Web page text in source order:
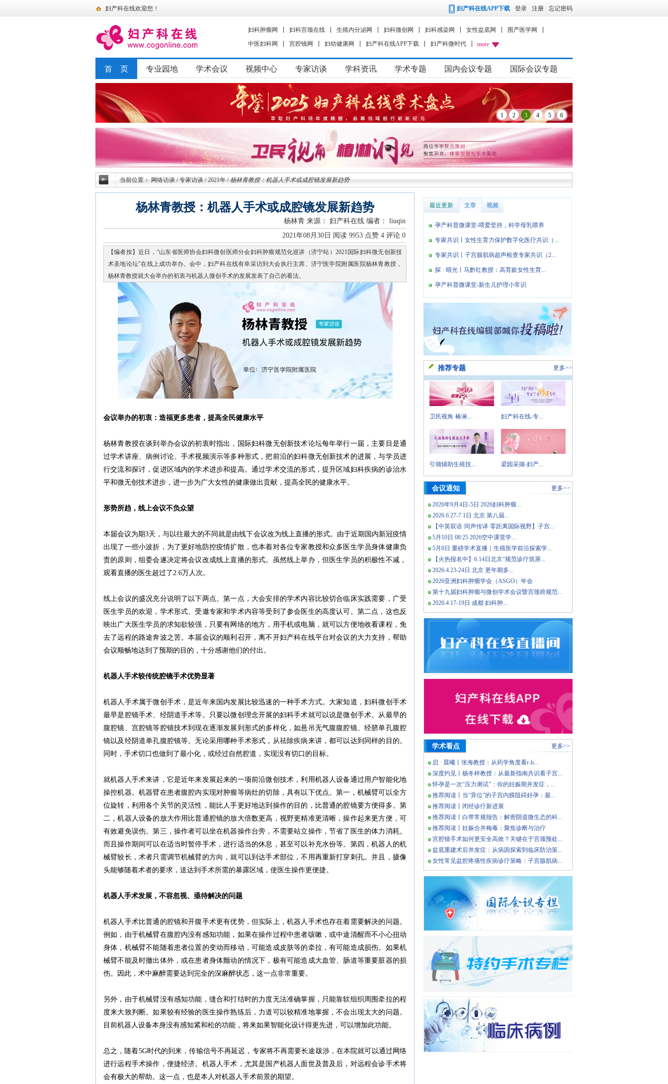
妇产科在线欢迎您！ 妇产科在线APP下载 登录 注册 忘记密码
妇科肿瘤网 妇科宫颈在线 生殖内分泌网 妇科微创网 妇科感染网 女性盆底网
围产医学网
中医妇科网
宫腔镜网 妇幼健康网 妇产科在线APP下载 妇产科微时代 more
首 页 专业园地 学术会议 视频中心 专家访谈 学科资讯 学术专题 国内会议专题 国际会议专题
1 2 3 4 5 6
当前位置：网络访谈 / 专家访谈 / 2021年 / 杨林青教授：机器人手术或成腔镜发展新趋势
杨林青教授：机器人手术或成腔镜发展新趋势
杨林青 来源： 妇产科在线 编者： liuqin
2021年08月30日 阅读 9953 点赞 4 评论 0
【编者按】近日，“山东省医师协会妇科微创医师分会妇科肿瘤规范化巡讲（济宁站）2021国际妇科微无创新技
术圣地论坛”在线上成功举办。会中，妇产科在线有幸采访到大会执行主席、济宁医学院附属医院杨林青教授，
杨林青教授就大会举办的初衷与机器人微创手术的发展发表了自己的看法。
会议举办的初衷：造福更多患者，提高全民健康水平
杨林青教授在谈到举办会议的初衷时指出，国际妇科微无创新技术论坛每年举行一届，主要目是通
过学术讲座、病例讨论、手术视频演示等多种形式，把前沿的妇科微无创新技术的进展，与学员进
行交流和探讨，促进区域内的学术进步和提高。通过学术交流的形式，提升区域妇科疾病的诊治水
平和微无创技术进步，进一步为广大女性的健康做出贡献，提高全民的健康水平。
形势所趋，线上会议不负众望
本届会议为期3天，与以往最大的不同就是由线下会议改为线上直播的形式。由于近期国内新冠疫情
出现了一些小波折，为了更好地防控疫情扩散，也本着对各位专家教授和众多医生学员身体健康负
责的原则，组委会遂决定将会议改成线上直播的形式。虽然线上举办，但医生学员的积极性不减，
观看直播的医生超过了2.6万人次。
线上会议的盛况充分说明了以下两点。第一点，大会安排的学术内容比较切合临床实践需要，广受
医生学员的欢迎，学术形式、受邀专家和学术内容等受到了参会医生的高度认可。第二点，这也反
映出广大医生学员的求知欲较强，只要有网络的地方，用手机或电脑，就可以方便地收看课程，免
去了远程的路途奔波之苦。本届会议的顺利召开，离不开妇产科在线平台对会议的大力支持，帮助
会议顺畅地达到了预期的目的，十分感谢他们的付出。
机器人手术较传统腔镜手术优势显著
机器人手术属于微创手术，是近年来国内发展比较迅速的一种手术方式。大家知道，妇科微创手术
最早是腔镜手术、经阴道手术等。只要以微创理念开展的妇科手术就可以说是微创手术。从最早的
腹腔镜、宫腔镜等腔镜技术到现在逐渐发展到形式的多样化，如悬吊无气腹腹腔镜、经脐单孔腹腔
镜以及经阴道单孔腹腔镜等。无论采用哪种手术形式，从祛除疾病来讲，都可以达到同样的目的。
同时，手术切口也做到了最小化，或经过自然腔道，实现没有切口的目标。
就机器人手术来讲，它是近年来发展起来的一项前沿微创技术，利用机器人设备通过用户智能化地
操控机器。机器臂在患者腹腔内实现对肿瘤等病灶的切除，具有以下优点。第一，机械臂可以全方
位旋转，利用各个关节的灵活性，能比人手更好地达到操作的目的，比普通的腔镜要方便得多。第
二，机器人设备的放大作用比普通腔镜的放大倍数更高，视野更精准更清晰，操作起来更方便，可
有效避免误伤。第三，操作者可以坐在机器操作台旁，不需要站立操作，节省了医生的体力消耗。
而且操作期间可以在适当时暂停手术，进行适当的休息，甚至可以补充水份等。第四，机器人的机
械臂较长，术者只需调节机械臂的方向，就可以到达手术部位，不用再重新打穿刺孔。并且，摄像
头能够随着术者的要求，送达到手术所需的暴露区域，使医生操作更便捷。
机器人手术发展，不容忽视、亟待解决的问题
机器人手术比普通的腔镜和开腹手术更有优势，但实际上，机器人手术也存在着需要解决的问题。
例如，由于机械臂在腹腔内没有感知功能，如果在操作过程中患者咳嗽，或中途清醒而不小心扭动
身体，机械臂不能随着患者位置的变动而移动，可能造成皮肤等的牵拉，有可能造成损伤。如果机
械臂不能及时撤出体外，或在患者身体颤动的情况下，极有可能造成大血管、肠道等重要脏器的损
伤。因此，术中麻醉需要达到完全的深麻醉状态，这一点非常重要。
另外，由于机械臂没有感知功能，缝合和打结时的力度无法准确掌握，只能靠软组织周围牵拉的程
度来大致判断。如果较有经验的医生操作熟练后，力道可以较精准地掌握，不会出现太大的问题。
目前机器人设备本身没有感知紧和松的功能，将来如果智能化设计得更先进，可以增加此功能。
总之，随着5G时代的到来，传输信号不再延迟，专家将不再需要长途跋涉，在本院就可以通过网络
进行远程手术操作，便捷经济。机器人手术，尤其是国产机器人面世及普及后，对远程会诊手术将
会有极大的帮助。这一点，也是本人对机器人手术前景的期望。
最近更新 文章 视频
孕产科普微课堂-喂爱坚持，科学母乳喂养
专家共识丨女性生育力保护数字化医疗共识（...
专家共识丨子宫腺肌病超声检查专家共识（2...
探 · 晴光丨马黔红教授：高育龄女性生育...
孕产科普微课堂-新生儿护理小常识
推荐专题 更多>>
卫民视角·椿淋... 妇产科在线-专...
引领辅助生殖技... 梁园采撷-妇产...
会议通知 更多>>
2026年9月4日-5日 2026妇科肿瘤...
2026.6.27-7.1日 北京 第八届...
【中英双语·同声传译·零距离国际视野】子宫...
5月10日 08:25 2026空中课堂学...
5月8日 重磅学术直播｜生殖医学前沿探索学...
【火热报名中】6.14日北京“规范诊疗筑屏...
2026.4.23-24日 北京 更年期多...
2026亚洲妇科肿瘤学会（ASGO）年会
第十九届妇科肿瘤与微创学术会议暨宫颈癌规范...
2026.4.17-19日 成都 妇科肿...
学术看点 更多>>
启 · 晨曦丨张海教授：从药学角度看r-h...
深度灼见丨杨冬梓教授：从最新指南共识看子宫...
怀孕是一次“压力测试”：你的妊娠期并发症，...
推荐阅读丨当“异位”的子宫内膜阻碍好孕：最...
推荐阅读丨闭经诊疗新进展
推荐阅读丨白带常规报告：解密阴道微生态的科...
推荐阅读丨妊娠合并梅毒：聚焦诊断与治疗
宫腔镜手术如何更安全高效？关键在于宫颈预处...
盆底重建术后并发症：从病因探索到临床防治策...
女性常见盆腔疼痛性疾病诊疗策略：子宫腺肌病...